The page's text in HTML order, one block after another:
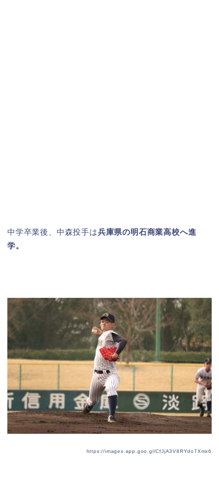
中学卒業後、中森投手は兵庫県の明石商業高校へ進
学。
https://images.app.goo.gl/CfJjA3V8RYdo7Xmx6